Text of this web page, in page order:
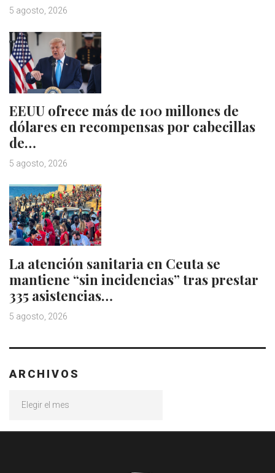
5 agosto, 2026
EEUU ofrece más de 100 millones de
dólares en recompensas por cabecillas
de…
5 agosto, 2026
La atención sanitaria en Ceuta se
mantiene “sin incidencias” tras prestar
335 asistencias…
5 agosto, 2026
ARCHIVOS